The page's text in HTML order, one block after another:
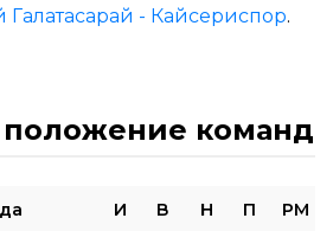
Галатасарай - Кайсериспор.
команд
И В Н П РМ